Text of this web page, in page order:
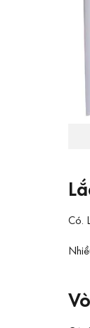
Có.